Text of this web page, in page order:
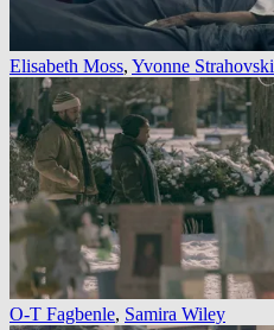
Elisabeth Moss, Yvonne Strahovski
O-T Fagbenle, Samira Wiley